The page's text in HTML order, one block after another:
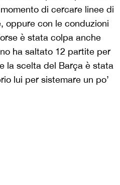
di cercare linee di
oppure con le conduzioni
è stata colpa anche
ha saltato 12 partite per
la scelta del Barça è stata
lui per sistemare un po’